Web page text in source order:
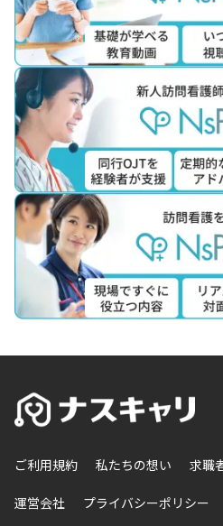
ご利用規約 私たちの想い 求職
運営会社 プライバシーポリシー